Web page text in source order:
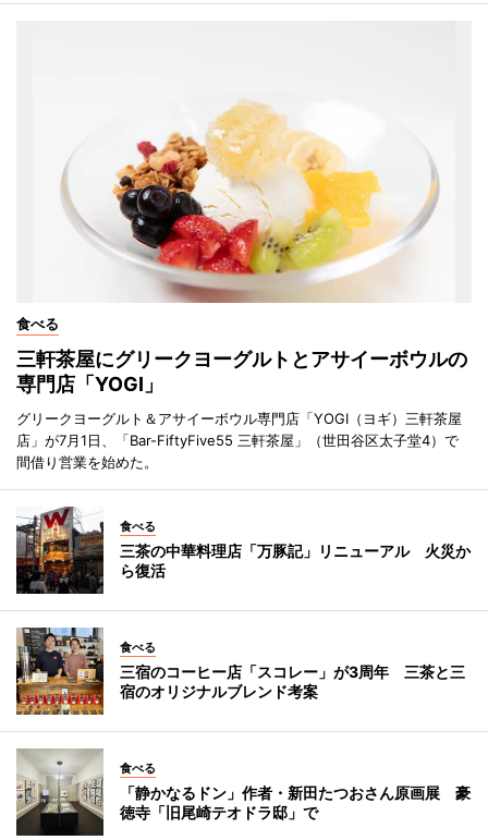
食べる
三軒茶屋にグリークヨーグルトとアサイーボウルの
専門店「YOGI」
グリークヨーグルト＆アサイーボウル専門店「YOGI（ヨギ）三軒茶屋
店」が7月1日、「Bar-FiftyFive55 三軒茶屋」（世田谷区太子堂4）で
間借り営業を始めた。
食べる
三茶の中華料理店「万豚記」リニューアル 火災か
ら復活
食べる
三宿のコーヒー店「スコレー」が3周年 三茶と三
宿のオリジナルブレンド考案
食べる
「静かなるドン」作者・新田たつおさん原画展 豪
徳寺「旧尾崎テオドラ邸」で